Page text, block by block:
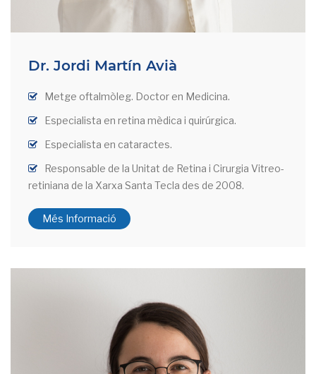
Dr. Jordi Martín Avià
Metge oftalmòleg. Doctor en Medicina.
Especialista en retina mèdica i quirúrgica.
Especialista en cataractes.
Responsable de la Unitat de Retina i Cirurgia Vitreo-
retiniana de la Xarxa Santa Tecla des de 2008.
Més Informació